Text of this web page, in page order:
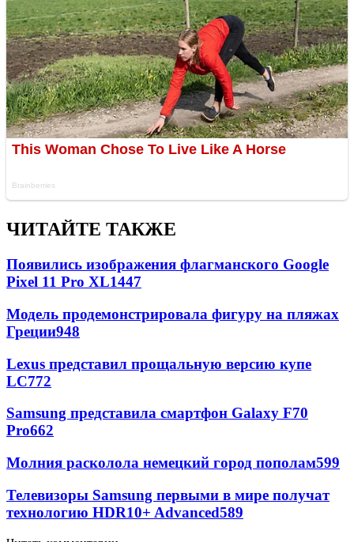
ЧИТАЙТЕ ТАКЖЕ
Появились изображения флагманского Google
Pixel 11 Pro XL1447
Модель продемонстрировала фигуру на пляжах
Греции948
Lexus представил прощальную версию купе
LC772
Samsung представила смартфон Galaxy F70
Pro662
Молния расколола немецкий город пополам599
Телевизоры Samsung первыми в мире получат
технологию HDR10+ Advanced589